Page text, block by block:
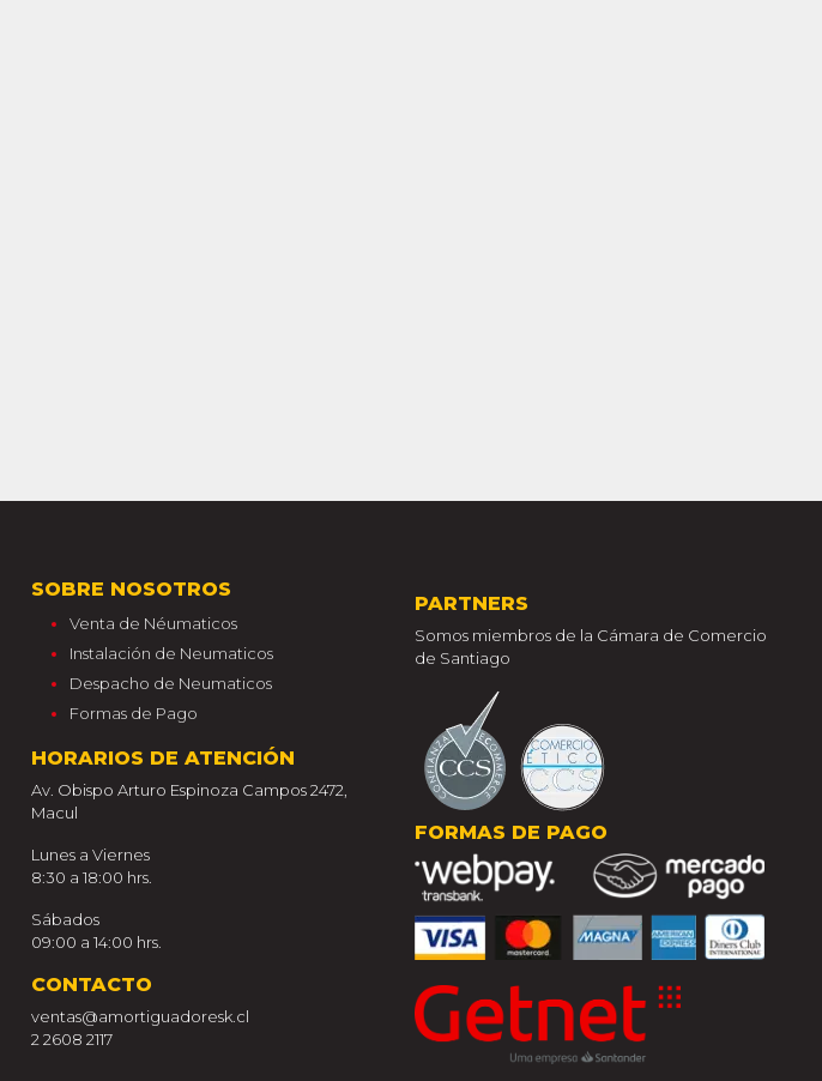
SOBRE NOSOTROS
Venta de Néumaticos
Instalación de Neumaticos
Despacho de Neumaticos
Formas de Pago
HORARIOS DE ATENCIÓN
Av. Obispo Arturo Espinoza Campos 2472,
Macul
Lunes a Viernes
8:30 a 18:00 hrs.
Sábados
09:00 a 14:00 hrs.
CONTACTO
ventas@amortiguadoresk.cl
2 2608 2117
PARTNERS
Somos miembros de la Cámara de Comercio
de Santiago
FORMAS DE PAGO